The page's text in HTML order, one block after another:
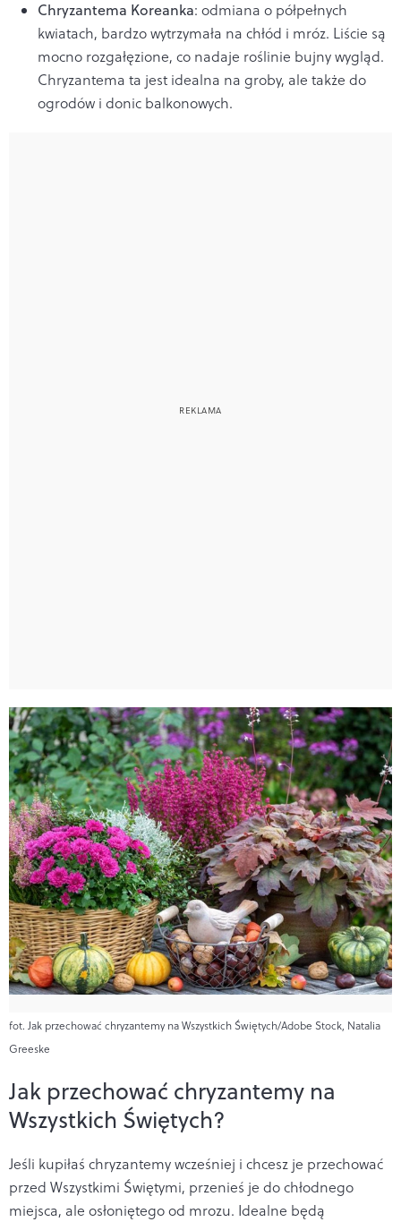
Chryzantema Koreanka: odmiana o półpełnych
kwiatach, bardzo wytrzymała na chłód i mróz. Liście są
mocno rozgałęzione, co nadaje roślinie bujny wygląd.
Chryzantema ta jest idealna na groby, ale także do
ogrodów i donic balkonowych.
fot. Jak przechować chryzantemy na Wszystkich Świętych/Adobe Stock, Natalia
Greeske
Jak przechować chryzantemy na
Wszystkich Świętych?
Jeśli kupiłaś chryzantemy wcześniej i chcesz je przechować
przed Wszystkimi Świętymi, przenieś je do chłodnego
miejsca, ale osłoniętego od mrozu. Idealne będą